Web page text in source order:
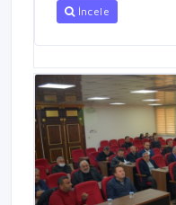
İncele